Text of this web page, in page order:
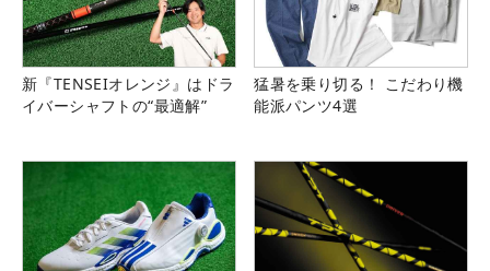
新『TENSEIオレンジ』はドラ
イバーシャフトの“最適解”
猛暑を乗り切る！ こだわり機
能派パンツ4選